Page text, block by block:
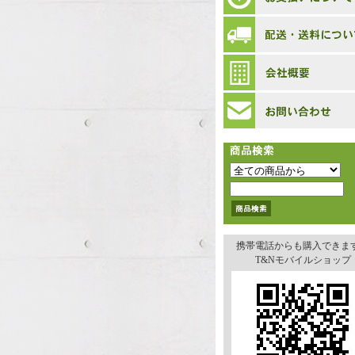
携帯電話からも購入できま
T&Nモバイルショップ